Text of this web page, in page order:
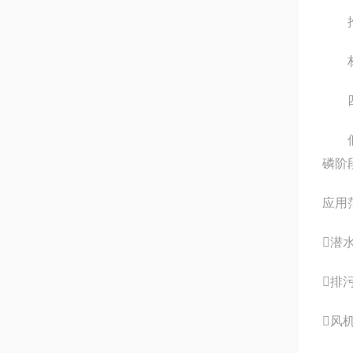
推
材
四
低
磷阶
应用
潜
排
风